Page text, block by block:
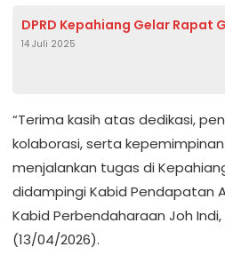
DPRD Kepahiang Gelar Rapat
14 Juli 2025
“Terima kasih atas dedikasi,
kolaborasi, serta
menjalankan tugas di
didampingi Kabid Pendapatan
Kabid Perbendaharaan Joh
(13/04/2026).